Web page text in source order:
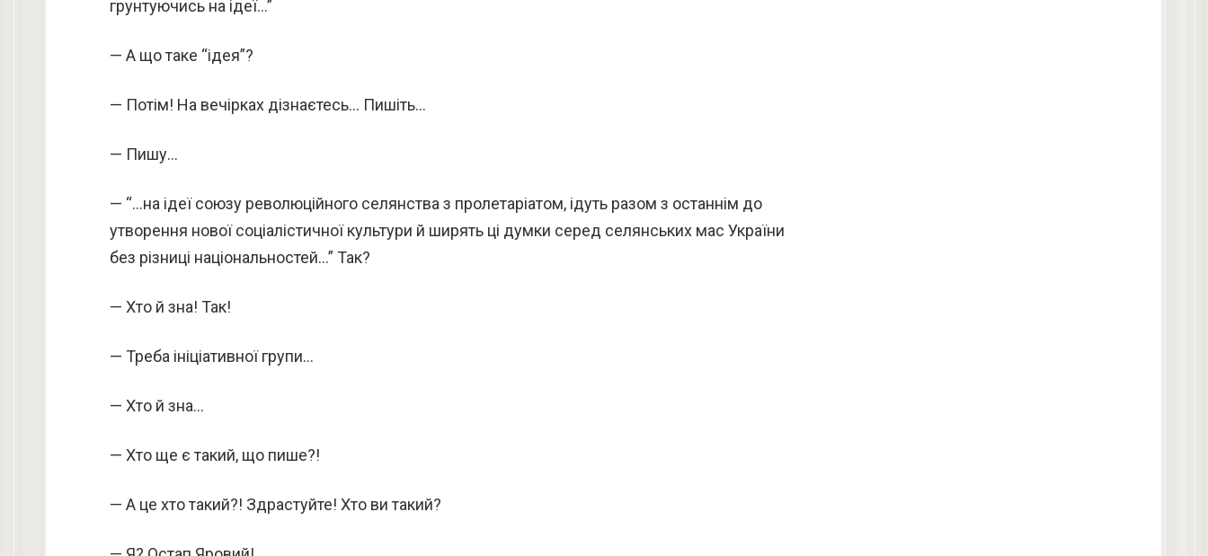
грунтуючись на ідеї…”
— А що таке “ідея”?
— Потім! На вечірках дізнаєтесь… Пишіть…
— Пишу…
— “…на ідеї союзу революційного селянства з пролетаріатом, ідуть разом з останнім до
утворення нової соціалістичної культури й ширять ці думки серед селянських мас України
без різниці національностей…” Так?
— Хто й зна! Так!
— Треба ініціативної групи…
— Хто й зна…
— Хто ще є такий, що пише?!
— А це хто такий?! Здрастуйте! Хто ви такий?